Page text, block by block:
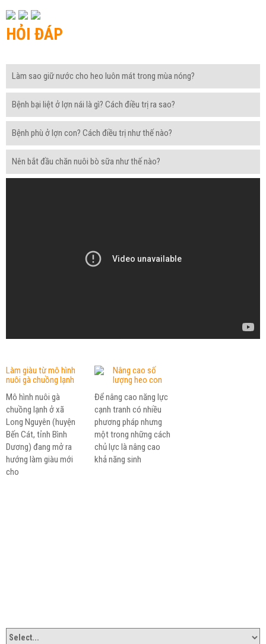
HỎI ĐÁP
Làm sao giữ nước cho heo luôn mát trong mùa nóng?
Bệnh bại liệt ở lợn nái là gì? Cách điều trị ra sao?
Bệnh phù ở lợn con? Cách điều trị như thế nào?
Nên bắt đầu chăn nuôi bò sữa như thế nào?
Làm giàu từ mô hình
nuôi gà chuồng lạnh
Mô hình nuôi gà
chuồng lạnh ở xã
Long Nguyên (huyện
Bến Cát, tỉnh Bình
Dương) đang mở ra
hướng làm giàu mới
cho
Nâng cao số
lượng heo con
Để nâng cao năng lực
cạnh tranh có nhiều
phương pháp nhưng
một trong những cách
chủ lực là nâng cao
khả năng sinh